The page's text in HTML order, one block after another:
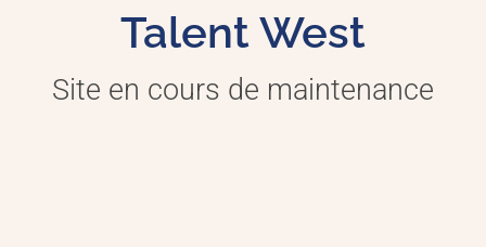
Talent West
Site en cours de maintenance